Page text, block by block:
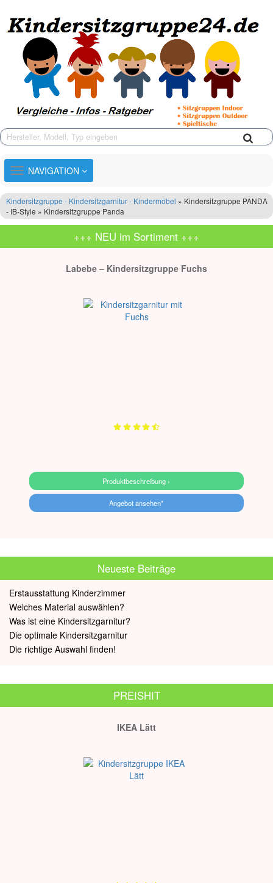
TOGGLE
NAVIGATION
NAVIGATION
Kindersitzgruppe - Kindersitzgarnitur - Kindermöbel » Kindersitzgruppe PANDA
- IB-Style » Kindersitzgruppe Panda
+++ NEU im Sortiment +++
Labebe – Kindersitzgruppe Fuchs
Produktbeschreibung ›
Angebot ansehen*
Neueste Beiträge
Erstausstattung Kinderzimmer
Welches Material auswählen?
Was ist eine Kindersitzgarnitur?
Die optimale Kindersitzgarnitur
Die richtige Auswahl finden!
PREISHIT
IKEA Lätt